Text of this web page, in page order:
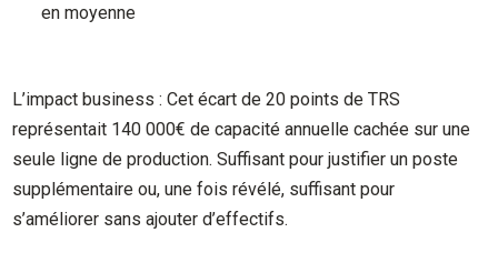
en moyenne
L’impact business : Cet écart de 20 points de TRS
représentait 140 000€ de capacité annuelle cachée sur une
seule ligne de production. Suffisant pour justifier un poste
supplémentaire ou, une fois révélé, suffisant pour
s’améliorer sans ajouter d’effectifs.